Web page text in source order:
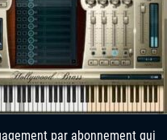
par abonnement qui